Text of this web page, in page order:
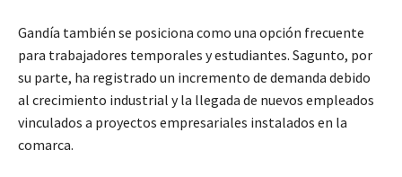
Gandía también se posiciona como una opción frecuente
para trabajadores temporales y estudiantes. Sagunto, por
su parte, ha registrado un incremento de demanda debido
al crecimiento industrial y la llegada de nuevos empleados
vinculados a proyectos empresariales instalados en la
comarca.